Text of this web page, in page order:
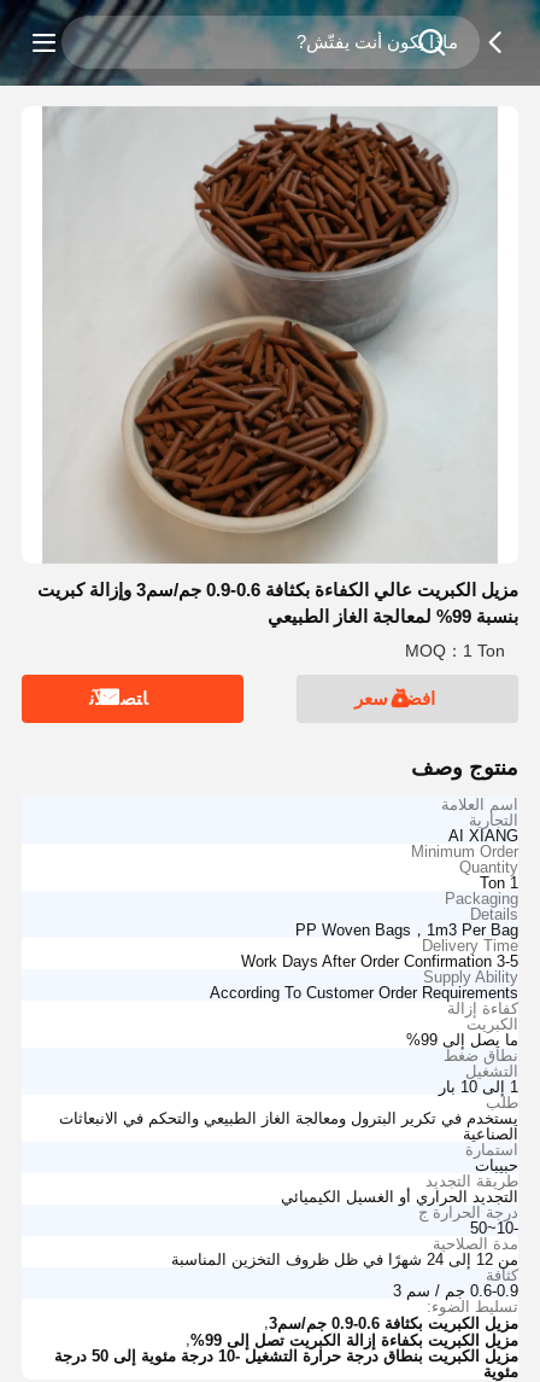
مزيل الكبريت عالي الكفاءة بكثافة 0.6-0.9 جم/سم3 وإزالة كبريت
بنسبة 99% لمعالجة الغاز الطبيعي
MOQ：1 Ton
افضل سعر ﺎﺘﺼﻟ ﺍﻶﻧ
منتوج وصف
اسم العلامة
التجارية
AI XIANG
Minimum Order
Quantity
1 Ton
Packaging
Details
PP Woven Bags，1m3 Per Bag
Delivery Time
3-5 Work Days After Order Confirmation
Supply Ability
According To Customer Order Requirements
كفاءة إزالة
الكبريت
ما يصل إلى 99%
نطاق ضغط
التشغيل
1 إلى 10 بار
طلب
يستخدم في تكرير البترول ومعالجة الغاز الطبيعي والتحكم في الانبعاثات
الصناعية
استمارة
حبيبات
طريقة التجديد
التجديد الحراري أو الغسيل الكيميائي
درجة الحرارة ج
-10~50
مدة الصلاحية
من 12 إلى 24 شهرًا في ظل ظروف التخزين المناسبة
كثافة
0.6-0.9 جم / سم 3
تسليط الضوء:
مزيل الكبريت بكثافة 0.6-0.9 جم/سم3
,
مزيل الكبريت بكفاءة إزالة الكبريت تصل إلى 99%
,
مزيل الكبريت بنطاق درجة حرارة التشغيل -10 درجة مئوية إلى 50 درجة
مئوية